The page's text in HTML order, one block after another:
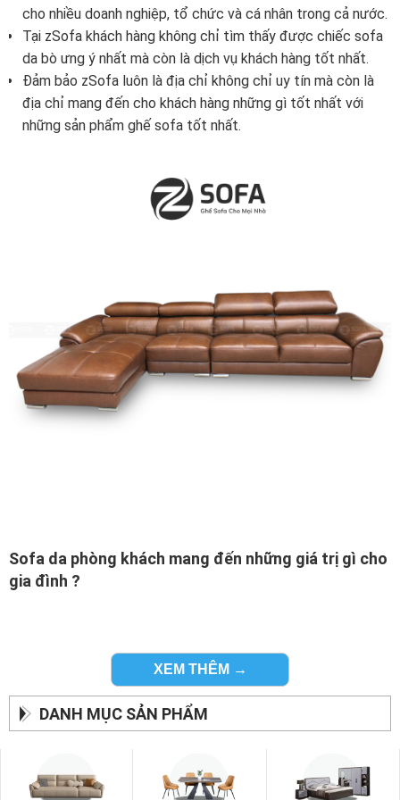
cho nhiều doanh nghiệp, tổ chức và cá nhân trong cả nước.
Tại zSofa khách hàng không chỉ tìm thấy được chiếc sofa
da bò ưng ý nhất mà còn là dịch vụ khách hàng tốt nhất.
Đảm bảo zSofa luôn là địa chỉ không chỉ uy tín mà còn là
địa chỉ mang đến cho khách hàng những gì tốt nhất với
những sản phẩm ghế sofa tốt nhất.
Sofa da phòng khách mang đến những giá trị gì cho
gia đình ?
sofa phải mua.
Đầu tiên chiếc ghế sofa độc đáo này sẽ giúp tạo một
không gian đủ thoải mái để sofa da phòng khách và gia đình
có thể bày biện những món đồ trang trí đẹp nhất.
Tiếp theo chiếc sofa dành cho gia đình này sẽ giúp tạo nên
sự tiện nghi cho phòng với một nơi để ngồi thưởng thức
những chén trà ngon.
XEM THÊM →
DANH MỤC SẢN PHẨM